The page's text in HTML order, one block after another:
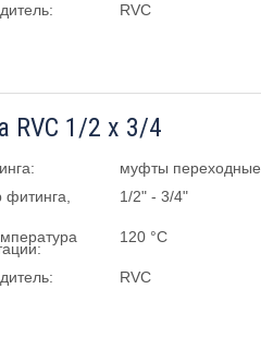
RVC
RVC 1/2 х 3/4
муфты переходные
1/2" - 3/4"
120 °C
RVC